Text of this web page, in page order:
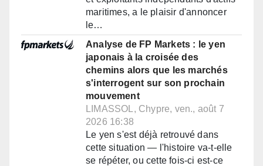
maritimes, a le plaisir d'annoncer
le…
Analyse de FP Markets : le yen
japonais à la croisée des
chemins alors que les marchés
s'interrogent sur son prochain
mouvement
LIMASSOL, Chypre, ven., août 7
2026 16:38
Le yen s'est déjà retrouvé dans
cette situation — l'histoire va-t-elle
se répéter, ou cette fois-ci est-ce